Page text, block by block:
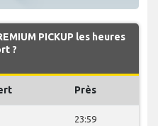
PICKUP les heures
?
Près
23:59